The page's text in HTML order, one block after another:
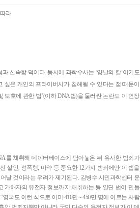
라
신속함 덕이다. 동시에 과학수사는 ‘양날의 칼’이기도
은 개인의 프라이버시가 침해될 수 있다는 점 때문이
보호에 관한 법’(이하 DNA법)을 둘러싼 논란도 이 연장
를 채취해 데이터베이스에 담아놓은 뒤 유사한 범죄가
살인, 성폭행, 마약 등 중요한 12가지 범죄에만 이 법을
날 것이라는 우려가 제기된다. 김병수 시민과학센터 운
가해자의 유전자 정보까지 채취하는 등 일단 법이 만들
국도 이런 식으로 이미 410만∼450만 명에 이르는 사람